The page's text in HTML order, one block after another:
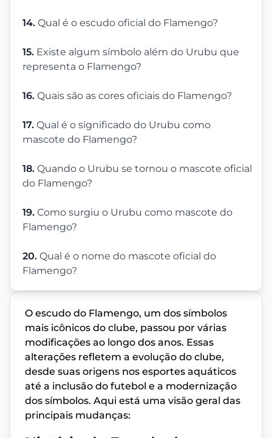
14. Qual é o escudo oficial do Flamengo?
15. Existe algum símbolo além do Urubu que
representa o Flamengo?
16. Quais são as cores oficiais do Flamengo?
17. Qual é o significado do Urubu como
mascote do Flamengo?
18. Quando o Urubu se tornou o mascote oficial
do Flamengo?
19. Como surgiu o Urubu como mascote do
Flamengo?
20. Qual é o nome do mascote oficial do
Flamengo?
O escudo do Flamengo, um dos símbolos
mais icônicos do clube, passou por várias
modificações ao longo dos anos. Essas
alterações refletem a evolução do clube,
desde suas origens nos esportes aquáticos
até a inclusão do futebol e a modernização
dos símbolos. Aqui está uma visão geral das
principais mudanças: